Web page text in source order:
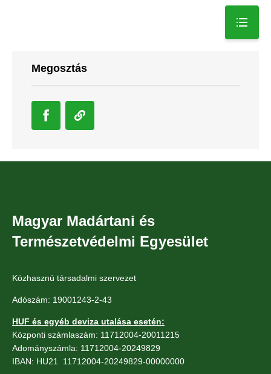
Megosztás
Magyar Madártani és
Természetvédelmi Egyesület
Közhasznú társadalmi szervezet
Adószám: 19001243-2-43
HUF és egyéb deviza utalása esetén:
Központi számlaszám: 11712004-20011215
Adományszámla: 11712004-20249829
IBAN: HU21 11712004-20249829-00000000